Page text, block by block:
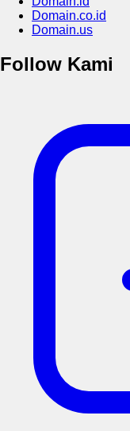
Domain.co.id
Domain.us
Follow Kami